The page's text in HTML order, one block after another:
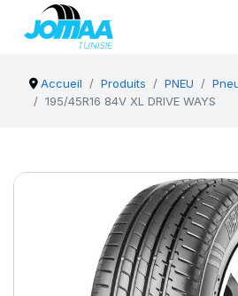
Accueil Produits PNEU
195/45R16 84V XL DRIVE WAYS